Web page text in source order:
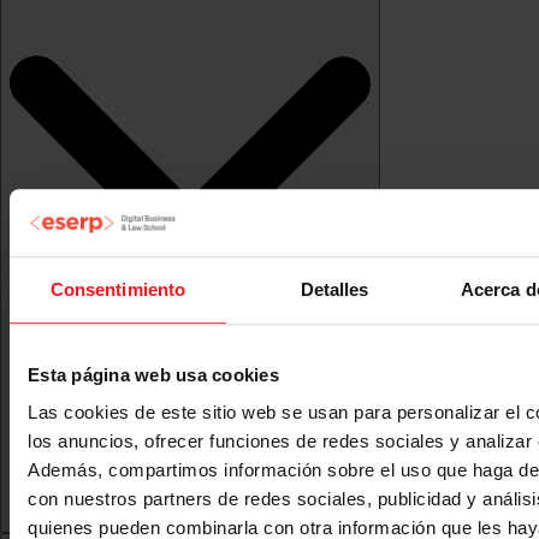
Consentimiento Detalles Acerca
Esta página web usa cookies
Las cookies de este sitio web se usan para personalizar el
los anuncios, ofrecer funciones de redes sociales y analizar
Además, compartimos información sobre el uso que haga
con nuestros partners de redes sociales, publicidad y
quienes pueden combinarla con otra información que les